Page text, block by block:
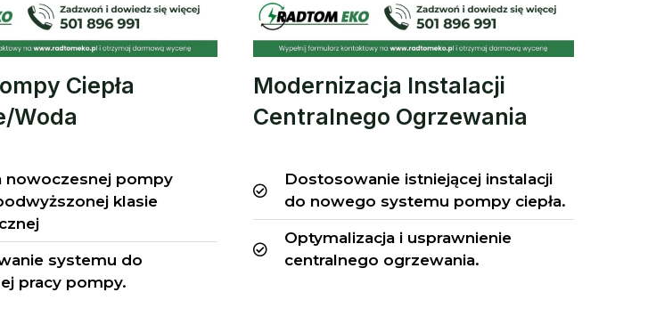
Ciepła
Woda
nowoczesnej pompy
klasie
systemu do
pracy pompy.
Modernizacja Instalacji
Centralnego Ogrzewania
Dostosowanie istniejącej instalacji
do nowego systemu pompy ciepła.
Optymalizacja i usprawnienie
centralnego ogrzewania.